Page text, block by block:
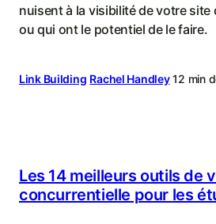
nuisent à la visibilité de votre site
ou qui ont le potentiel de le faire.
Link Building Rachel Handley 12 min
Les 14 meilleurs outils de
concurrentielle pour les